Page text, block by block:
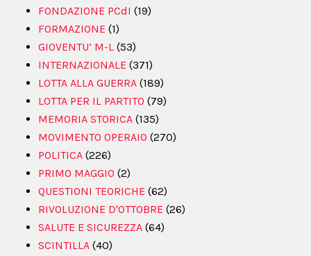
FONDAZIONE PCdI (19)
FORMAZIONE (1)
GIOVENTU’ M-L (53)
INTERNAZIONALE (371)
LOTTA ALLA GUERRA (189)
LOTTA PER IL PARTITO (79)
MEMORIA STORICA (135)
MOVIMENTO OPERAIO (270)
POLITICA (226)
PRIMO MAGGIO (2)
QUESTIONI TEORICHE (62)
RIVOLUZIONE D'OTTOBRE (26)
SALUTE E SICUREZZA (64)
SCINTILLA (40)